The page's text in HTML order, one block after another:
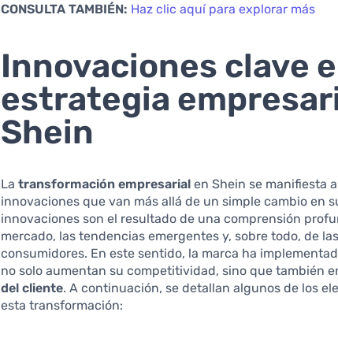
CONSULTA TAMBIÉN: Haz clic aquí para explorar más
Innovaciones clave
estrategia
Shein
Latransformación empresarial en Shein se manifiesta
innovaciones que van más allá de un simple cambio en
innovaciones son el resultado de una comprensión
mercado, las tendencias emergentes y, sobre todo, de
consumidores. En este sentido, la marca ha
no solo aumentan su competitividad, sino que también
del cliente. A continuación, se detallan algunos de los
esta transformación: